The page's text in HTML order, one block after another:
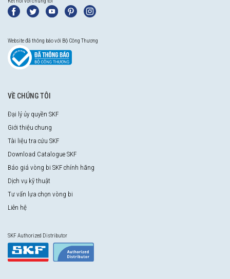
Website đã thông báo với Bộ Công Thương
VỀ CHÚNG TÔI
Đại lý ủy quyền SKF
Giới thiệu chung
Tài liệu tra cứu SKF
Download Catalogue SKF
Báo giá vòng bi SKF chính hãng
Dịch vụ kỹ thuật
Tư vấn lựa chọn vòng bi
Liên hệ
SKF Authorized Distributor